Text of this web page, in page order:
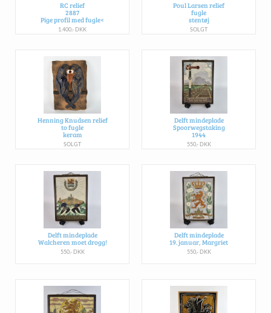
RC relief
2887
Pige profil med fugle<
1.400,- DKK
Poul Larsen relief
fugle
stentøj
SOLGT
Henning Knudsen relief
to fugle
keram
SOLGT
Delft mindeplade
Spoorwegstaking
1944
550,- DKK
Delft mindeplade
Walcheren moet drogg!
550,- DKK
Delft mindeplade
19. januar, Margriet
550,- DKK